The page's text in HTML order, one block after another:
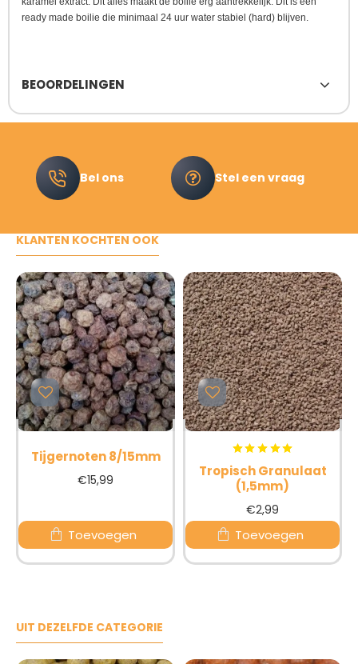
ready made boilie die minimaal 24 uur water stabiel (hard) blijven.
BEOORDELINGEN
Bel ons Stel een vraag
KLANTEN KOCHTEN OOK
Tijgernoten 8/15mm
€15,99
Toevoegen
BESTSELLER
Tropisch Granulaat
(1,5mm)
€2,99
Toevoegen
UIT DEZELFDE CATEGORIE